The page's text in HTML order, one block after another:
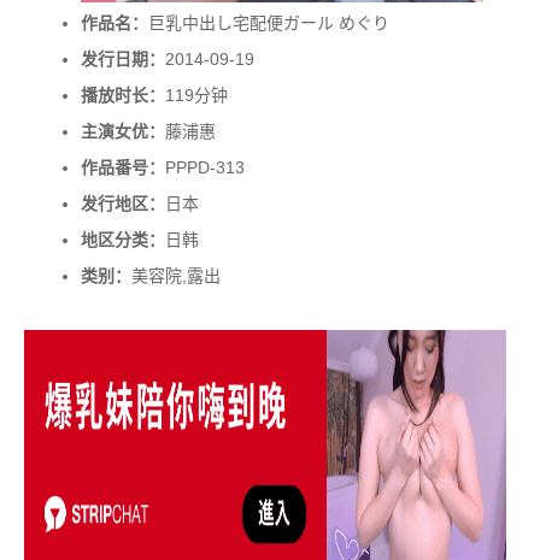
作品名：
巨乳中出し宅配便ガール めぐり
发行日期： 2014-09-19
播放时长： 119分钟
主演女优： 藤浦惠
作品番号： PPPD-313
发行地区：
日本
地区分类：
日韩
类别： 美容院,露出